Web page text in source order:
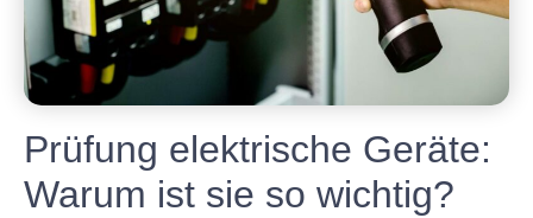
Prüfung elektrische Geräte:
Warum ist sie so wichtig?